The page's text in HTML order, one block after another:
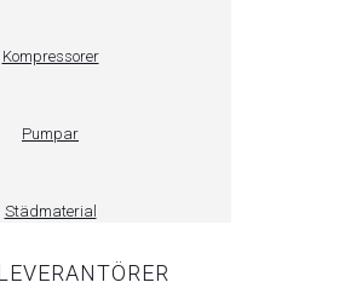
Kompressorer
Pumpar
Städmaterial